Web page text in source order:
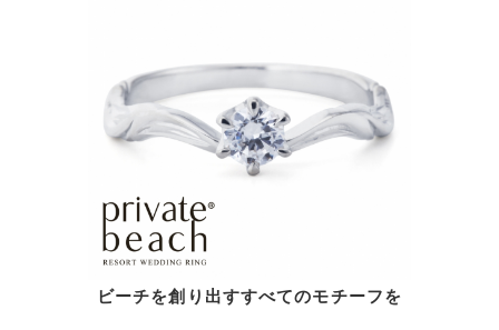
ビーチを創り出すすべてのモチーフを